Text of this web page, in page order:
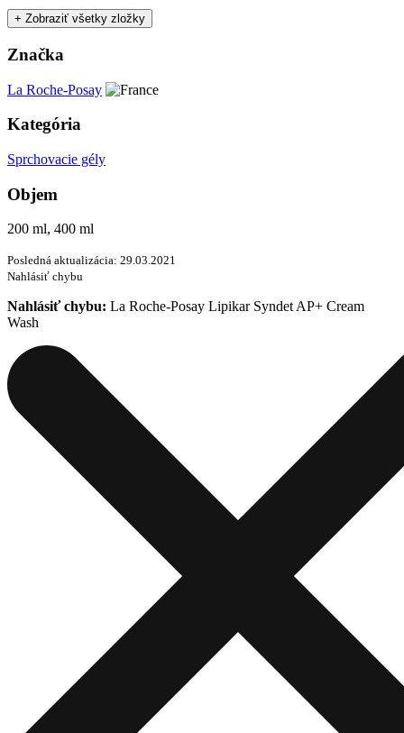
+ Zobraziť všetky zložky
Značka
La Roche-Posay
Kategória
Sprchovacie gély
Objem
200 ml, 400 ml
Posledná aktualizácia: 29.03.2021
Nahlásiť chybu
Nahlásiť chybu: La Roche-Posay Lipikar Syndet AP+ Cream
Wash